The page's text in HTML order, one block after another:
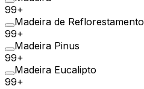
99+
Madeira de Reflorestamento
99+
Madeira Pinus
99+
Madeira Eucalipto
99+